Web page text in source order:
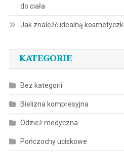
do ciała
Jak znaleźć idealną
KATEGORIE
Bez kategorii
Bielizna kompresyjna
Odzież medyczna
Pończochy uciskowe